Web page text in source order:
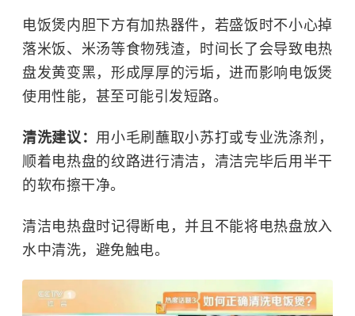
电饭煲内胆下方有加热器件，若盛饭时不小心掉
落米饭、米汤等食物残渣，时间长了会导致电热
盘发黄变黑，形成厚厚的污垢，进而影响电饭煲
使用性能，甚至可能引发短路。
清洗建议： 用小毛刷蘸取小苏打或专业洗涤剂，
顺着电热盘的纹路进行清洁，清洁完毕后用半干
的软布擦干净。
清洁电热盘时记得断电，并且不能将电热盘放入
水中清洗，避免触电。